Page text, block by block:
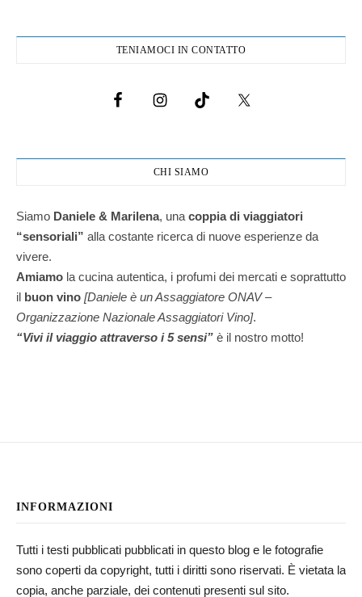
TENIAMOCI IN CONTATTO
CHI SIAMO
Siamo Daniele & Marilena, una coppia di viaggiatori
“sensoriali” alla costante ricerca di nuove esperienze da
vivere.
Amiamo la cucina autentica, i profumi dei mercati e soprattutto
il buon vino [Daniele è un Assaggiatore ONAV –
Organizzazione Nazionale Assaggiatori Vino].
“Vivi il viaggio attraverso i 5 sensi” è il nostro motto!
INFORMAZIONI
Tutti i testi pubblicati pubblicati in questo blog e le fotografie
sono coperti da copyright, tutti i diritti sono riservati. È vietata la
copia, anche parziale, dei contenuti presenti sul sito.